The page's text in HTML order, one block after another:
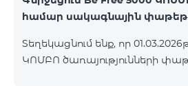
համար սակագնային
Տեղեկացնում ենք, որ
ԿՈՄԲՈ ծառայությունների